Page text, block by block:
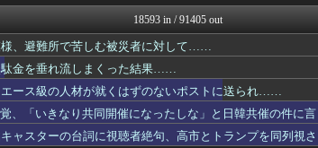
時は...
なんJ PRIDE
うまぴょいチャンネル -ウ...
い停...
資格ちゃんねる
ウマ娘まとめ速報うまろぐ
登山ちゃんねる
せをもら...
VTuberNews
艦これ速報 艦隊これくしょ...
以下に…...
痛いニュース(ﾉ∀`)
18593 in / 91405 out
、避難所で苦しむ被災者に対して……
駄金を垂れ流しまくった結果……
ース級の人材が就くはずのないポストに送られ……
、「いきなり共同開催になったしな」と日韓共催の件に言
ャスターの台詞に視聴者絶句、高市とトランプを同列視さ